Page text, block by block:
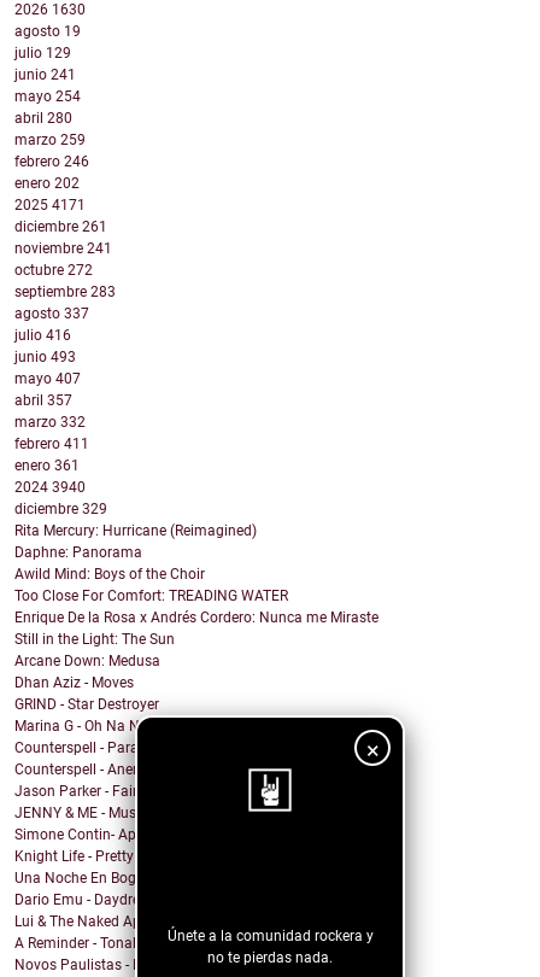
×
Únete a la comunidad rockera y
no te pierdas nada.
2026 1630
agosto 19
julio 129
junio 241
mayo 254
abril 280
marzo 259
febrero 246
enero 202
2025 4171
diciembre 261
noviembre 241
octubre 272
septiembre 283
agosto 337
julio 416
junio 493
mayo 407
abril 357
marzo 332
febrero 411
enero 361
2024 3940
diciembre 329
Rita Mercury: Hurricane (Reimagined)
Daphne: Panorama
Awild Mind: Boys of the Choir
Too Close For Comfort: TREADING WATER
Enrique De la Rosa x Andrés Cordero: Nunca me Miraste
Still in the Light: The Sun
Arcane Down: Medusa
Dhan Aziz - Moves
GRIND - Star Destroyer
Marina G - Oh Na Na
Counterspell - Parallel on the End of the World
Counterspell - Anemone
Jason Parker - Fairy Bread
JENNY & ME - Music
Simone Contin- Apnea
Knight Life - Pretty Mother Fucker
Una Noche En Bogota - Despedida
Dario Emu - Daydream
Lui & The Naked Aphids - Lindsey Sue (Will You Mar...
A Reminder - Tonal Wakeup
Novos Paulistas - Num Piscar de Olhos